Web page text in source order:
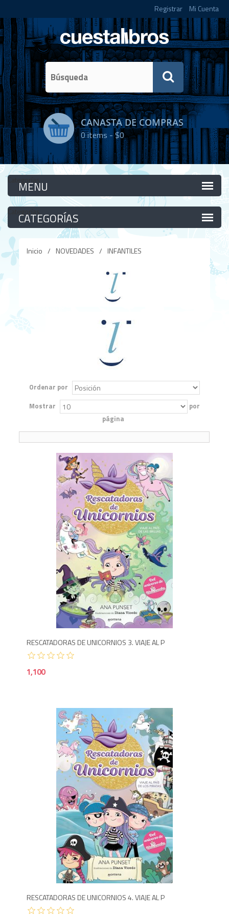
Registrar Mi Cuenta
CANASTA DE COMPRAS
0items -$0
Categorías
Categorías
Inicio / NOVEDADES / INFANTILES
Ordenar por
Mostrar
por
página
RESCATADORAS DE UNICORNIOS 3. VIAJE AL P
1,100
RESCATADORAS DE UNICORNIOS 4. VIAJE AL P